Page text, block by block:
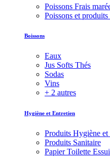
Poissons Frais
Poissons et
Boissons
Eaux
Jus Softs Thés
Sodas
Vins
+ 2 autres
Hygiène et Entretien
Produits Hygiène
Produits Sanitaire
Papier Toilette